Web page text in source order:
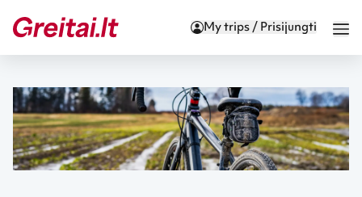
My trips / Prisijungti